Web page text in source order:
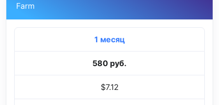
Farm
1 месяц
580 руб.
$7.12